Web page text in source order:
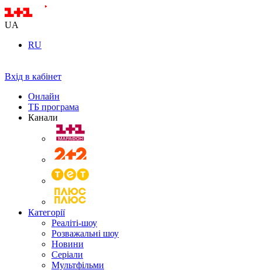
UA
RU
Вхід в кабінет
Онлайн
ТБ програма
Канали
Категорії
Реаліті-шоу
Розважальні шоу
Новини
Серіали
Мультфільми